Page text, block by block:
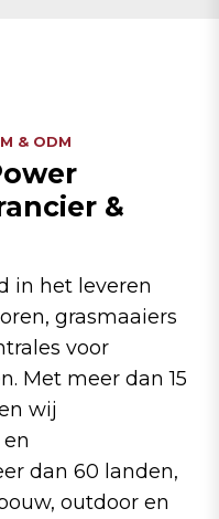
& ODM
&
in het leveren
grasmaaiers
voor
Met meer dan 15
wij
dan 60 landen,
outdoor en